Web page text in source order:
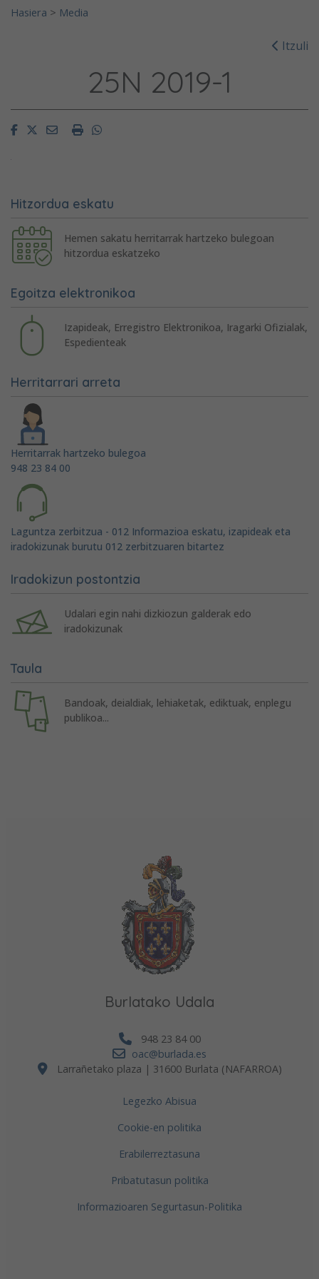
Hasiera > Media
Itzuli
25N 2019-1
FacebookTwitterEmailImprimirWhatsapp
Hitzordua eskatu
Hemen sakatu herritarrak hartzeko bulegoan
hitzordua eskatzeko
Egoitza elektronikoa
Izapideak, Erregistro Elektronikoa, Iragarki Ofizialak,
Espedienteak
Herritarrari arreta
Herritarrak hartzeko bulegoa
948 23 84 00
Laguntza zerbitzua - 012 Informazioa eskatu, izapideak eta
iradokizunak burutu 012 zerbitzuaren bitartez
Iradokizun postontzia
Udalari egin nahi dizkiozun galderak edo
iradokizunak
Taula
Bandoak, deialdiak, lehiaketak, ediktuak, enplegu
publikoa...
Burlatako Udala
948 23 84 00
oac@burlada.es
Larrañetako plaza | 31600 Burlata (NAFARROA)
Legezko Abisua
Cookie-en politika
Erabilerreztasuna
Pribatutasun politika
Informazioaren Segurtasun-Politika